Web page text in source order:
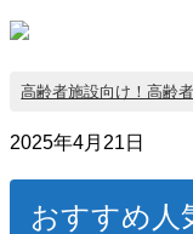
高齢者施設向け！高齢
2025年4月21日
おすすめ人